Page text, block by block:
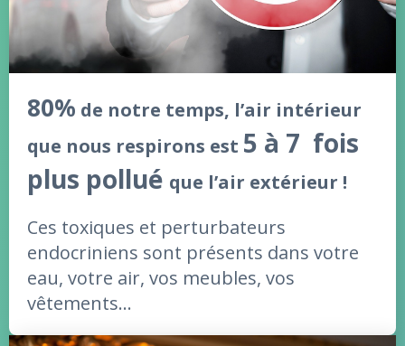
80% de notre temps, l’air intérieur
que nous respirons est 5 à 7 fois
plus pollué que l’air extérieur !
Ces toxiques et perturbateurs
endocriniens sont présents dans votre
eau, votre air, vos meubles, vos
vêtements...